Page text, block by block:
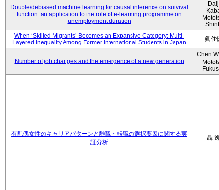
Double/debiased machine learning for causal inference on survival
function: an application to the role of e-learning programme on
unemployment duration
When ‘Skilled Migrants’ Becomes an Expansive Category: Multi-
Layered Inequality Among Former International Students in Japan
眞住
Number of job changes and the emergence of a new generation
Chen
有配偶女性のキャリアパターンと離職・転職の選択要因に関する実
証分析
聶